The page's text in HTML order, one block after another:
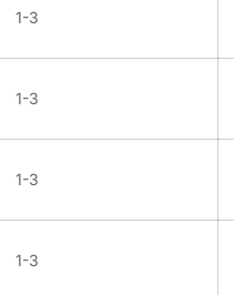
1-3
1-3
1-3
1-3